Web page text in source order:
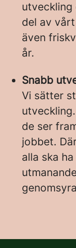
utveckling
del av
även
år.
Snabb
Vi sätter
de ser
jobbet.
alla ska